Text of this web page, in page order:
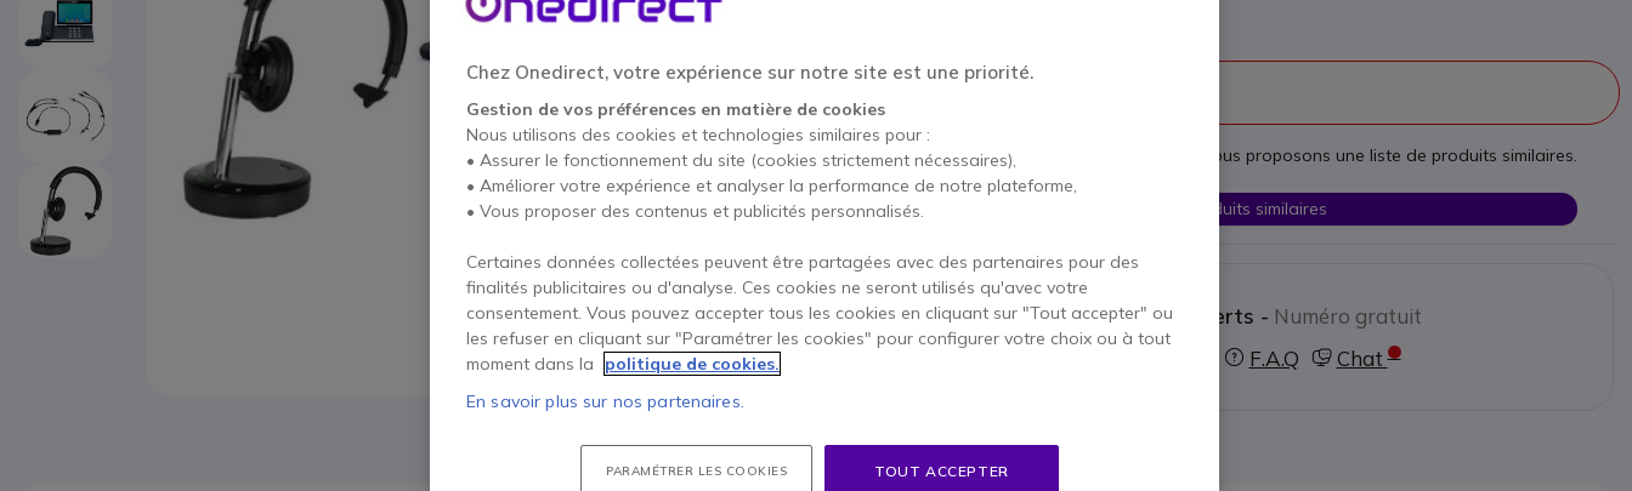
Pour mieux répondre à vos besoins, nous vous proposons une liste de produits similaires.
Voir les produits similaires
Contactez nos experts - Numéro gratuit
F.A.Q Chat
Chez Onedirect, votre expérience sur notre site est une priorité.
Gestion de vos préférences en matière de cookies
Nous utilisons des cookies et technologies similaires pour :
• Assurer le fonctionnement du site (cookies strictement nécessaires),
• Améliorer votre expérience et analyser la performance de notre plateforme,
• Vous proposer des contenus et publicités personnalisés.
Certaines données collectées peuvent être partagées avec des partenaires pour des
finalités publicitaires ou d'analyse. Ces cookies ne seront utilisés qu'avec votre
consentement. Vous pouvez accepter tous les cookies en cliquant sur "Tout accepter" ou
les refuser en cliquant sur "Paramétrer les cookies" pour configurer votre choix ou à tout
moment dans la
politique de cookies.
En savoir plus sur nos partenaires.
PARAMÉTRER LES COOKIES TOUT ACCEPTER